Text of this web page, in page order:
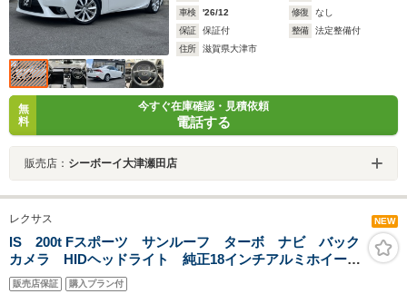
車検
'26/12 修復
なし
保証
保証付 整備
法定整備付
住所
滋賀県大津市
無
料
今すぐ在庫確認・見積依頼
電話する
販売店： シーボーイ大津瀬田店
レクサス NEW
IS 200t Fスポーツ サンルーフ ターボ ナビ バック
カメラ HIDヘッドライト 純正18インチアルミホイー
ル ETC ハーフレザーシート スマートキー2個 プッ
販売店保証 購入プラン付